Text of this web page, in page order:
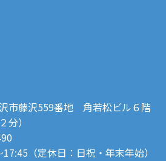
市藤沢559番地 角若松ビル６階
分）
（定休日：日祝・年末年始）